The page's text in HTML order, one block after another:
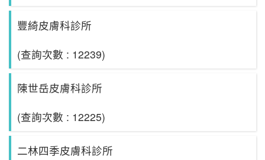
豐綺皮膚科診所
(查詢次數 : 12239)
陳世岳皮膚科診所
(查詢次數 : 12225)
二林四季皮膚科診所